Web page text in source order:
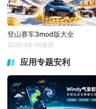
登山赛车3mod版大全
2026-08-06更新
应用专题安利